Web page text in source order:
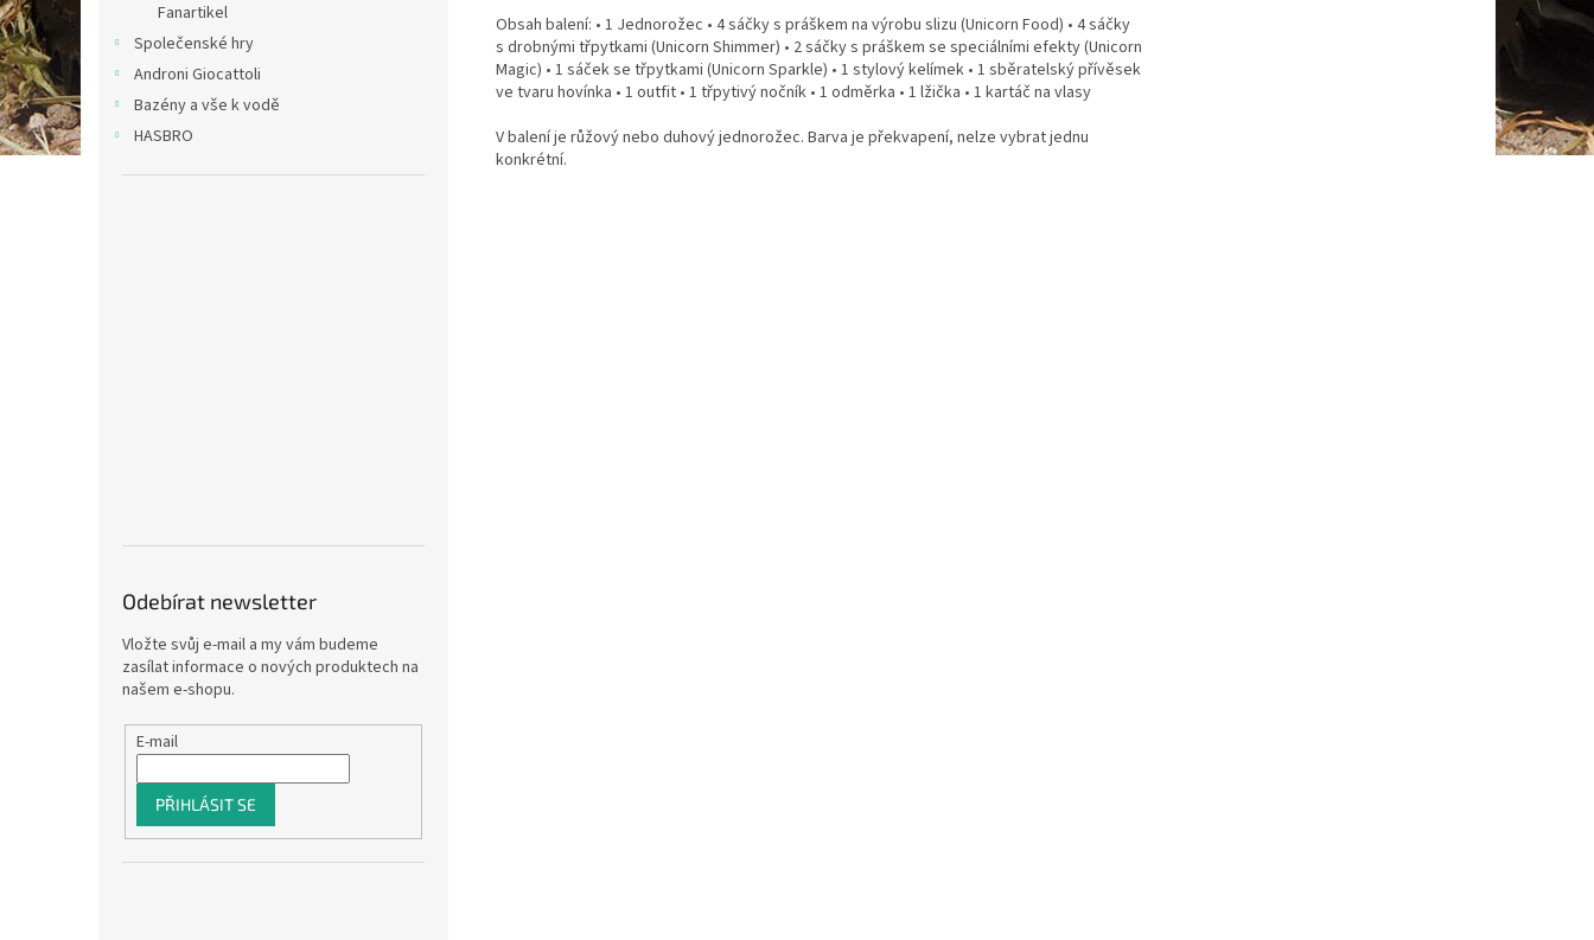
Fanartikel
Společenské hry
Androni Giocattoli
Bazény a vše k vodě
HASBRO
Odebírat newsletter
Vložte svůj e-mail a my vám budeme
zasílat informace o nových produktech na
našem e-shopu.
E-mail
PŘIHLÁSIT SE
Obsah balení: • 1 Jednorožec • 4 sáčky s práškem na výrobu slizu (Unicorn Food) • 4 sáčky
s drobnými třpytkami (Unicorn Shimmer) • 2 sáčky s práškem se speciálními efekty (Unicorn
Magic) • 1 sáček se třpytkami (Unicorn Sparkle) • 1 stylový kelímek • 1 sběratelský přívěsek
ve tvaru hovínka • 1 outfit • 1 třpytivý nočník • 1 odměrka • 1 lžička • 1 kartáč na vlasy
V balení je růžový nebo duhový jednorožec. Barva je překvapení, nelze vybrat jednu
konkrétní.